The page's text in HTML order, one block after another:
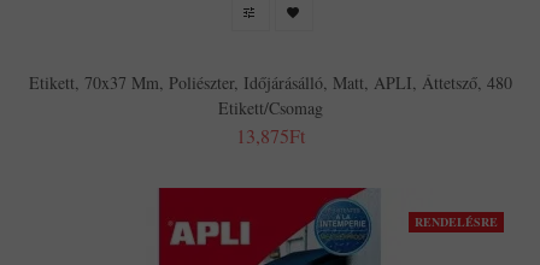
Etikett, 70x37 Mm, Poliészter, Időjárásálló, Matt, APLI, Áttetsző, 480
Etikett/csomag
13,875Ft
RENDELÉSRE